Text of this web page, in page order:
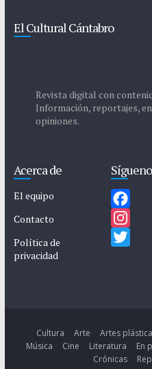
El Cultural Cántabro
Revista digital con
Información, reportajes,
opiniones.
Acerca de
El equipo
Contacto
Política de
privacidad
F
a
o
k
I
g
r
t
e
Cultura Arte Artes
Música
Cine Literatura En
Crónicas